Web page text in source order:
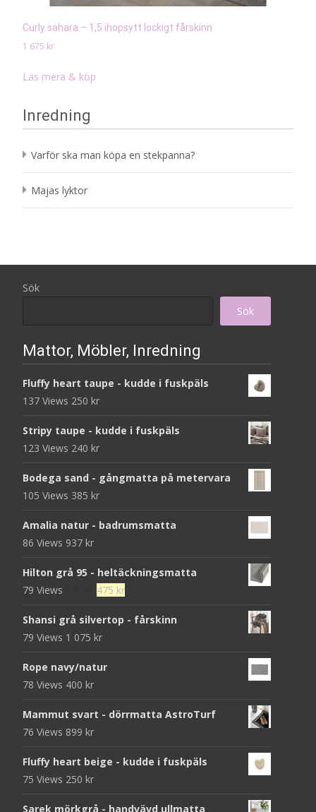
Curly sahara – 1,5 ihopsytt lockigt fårskinn
1 675 kr
Läs mera & köp
Inredning
Varför ska man köpa en stekpanna?
Majas lyktor
Sök
Sök
Mattor, Möbler, Inredning
Fluffy heart taupe - kudde i fuskpäls
137 Views 250 kr
Stripy taupe - kudde i fuskpäls
123 Views 240 kr
Bodega sand - gångmatta på metervara
105 Views 385 kr
Amalia natur - badrumsmatta
86 Views 937 kr
Hilton grå 95 - heltäckningsmatta
79 Views
Det
priset
var:
475 krDet
priset
Shansi grå silvertop - fårskinn
79 Views 1 075 kr
Rope navy/natur
78 Views 400 kr
Mammut svart - dörrmatta AstroTurf
76 Views 899 kr
Fluffy heart beige - kudde i fuskpäls
75 Views 250 kr
Sarek mörkgrå - handvävd ullmatta